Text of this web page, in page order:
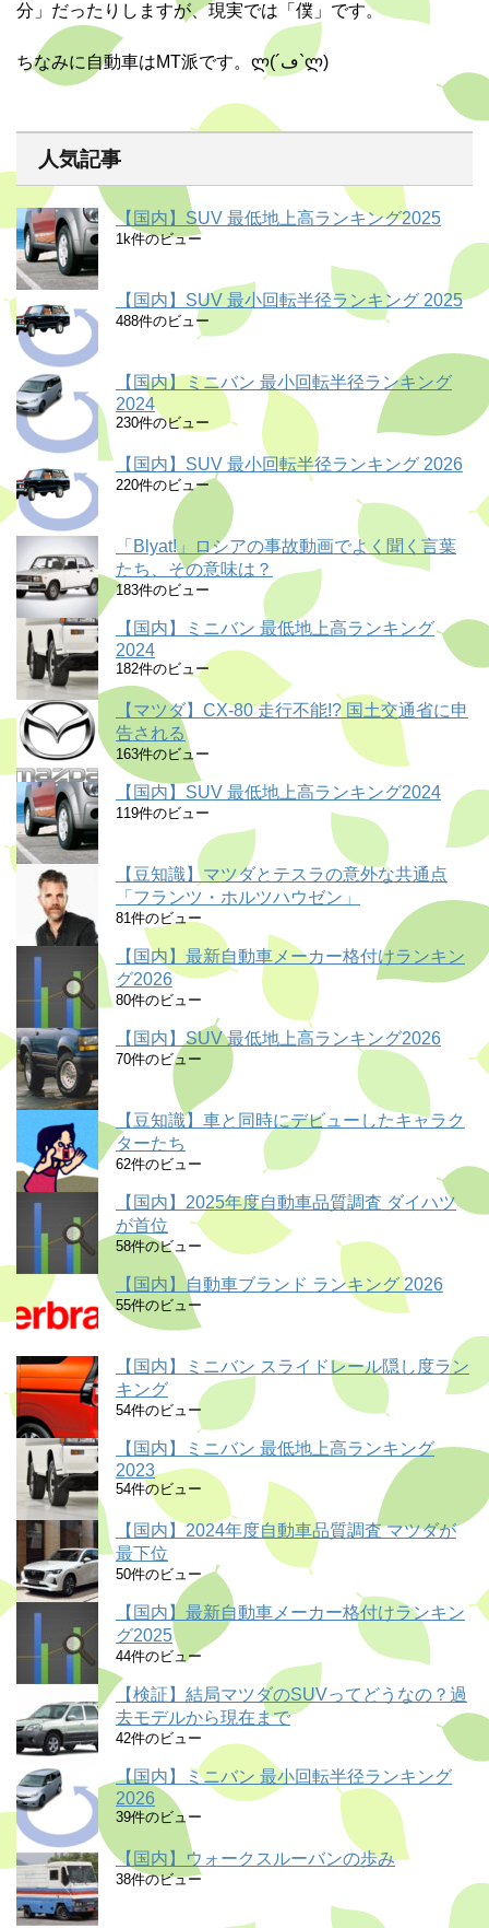
分」だったりしますが、現実では「僕」です。
ちなみに自動車はMT派です。ლ(´ڡ`ლ)
人気記事
【国内】SUV 最低地上高ランキング2025
1k件のビュー
【国内】SUV 最小回転半径ランキング 2025
488件のビュー
【国内】ミニバン 最小回転半径ランキング
2024
230件のビュー
【国内】SUV 最小回転半径ランキング 2026
220件のビュー
「Blyat!」ロシアの事故動画でよく聞く言葉
たち、その意味は？
183件のビュー
【国内】ミニバン 最低地上高ランキング
2024
182件のビュー
【マツダ】CX-80 走行不能!? 国土交通省に申
告される
163件のビュー
【国内】SUV 最低地上高ランキング2024
119件のビュー
【豆知識】マツダとテスラの意外な共通点
「フランツ・ホルツハウゼン」
81件のビュー
【国内】最新自動車メーカー格付けランキン
グ2026
80件のビュー
【国内】SUV 最低地上高ランキング2026
70件のビュー
【豆知識】車と同時にデビューしたキャラク
ターたち
62件のビュー
【国内】2025年度自動車品質調査 ダイハツ
が首位
58件のビュー
【国内】自動車ブランド ランキング 2026
55件のビュー
【国内】ミニバン スライドレール隠し度ラン
キング
54件のビュー
【国内】ミニバン 最低地上高ランキング
2023
54件のビュー
【国内】2024年度自動車品質調査 マツダが
最下位
50件のビュー
【国内】最新自動車メーカー格付けランキン
グ2025
44件のビュー
【検証】結局マツダのSUVってどうなの？過
去モデルから現在まで
42件のビュー
【国内】ミニバン 最小回転半径ランキング
2026
39件のビュー
【国内】ウォークスルーバンの歩み
38件のビュー